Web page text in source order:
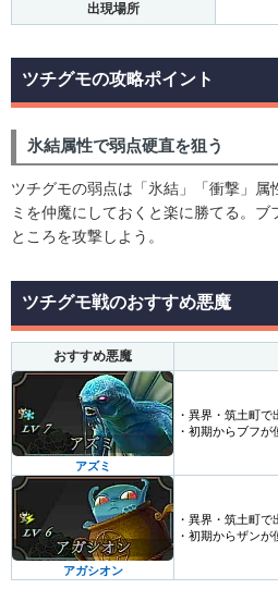
出現場所
ツチグモの攻略ポイント
氷結属性で弱点硬直を狙う
ツチグモの弱点は「氷結」「衝撃」
ミを仲魔にしておくと楽に勝てる。ブ
ところを攻撃しよう。
ツチグモ戦のおすすめ悪魔
おすすめ悪魔
アズミ
・異界・筑土町で
・初期からブフが
アガシオン
・異界・筑土町で
・初期からザンが